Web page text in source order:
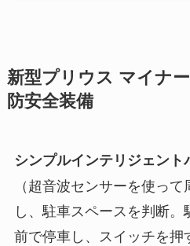
新型プリウス マイナ
防安全装備
シンプルインテリジェント
（超音波センサーを使っ
し、駐車スペースを判断
前で停車し、スイッチを押